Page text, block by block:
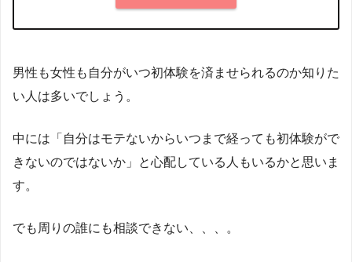
男性も女性も自分がいつ初体験を済ませられるのか知りた
い人は多いでしょう。
中には「自分はモテないからいつまで経っても初体験がで
きないのではないか」と心配している人もいるかと思いま
す。
でも周りの誰にも相談できない、、、。